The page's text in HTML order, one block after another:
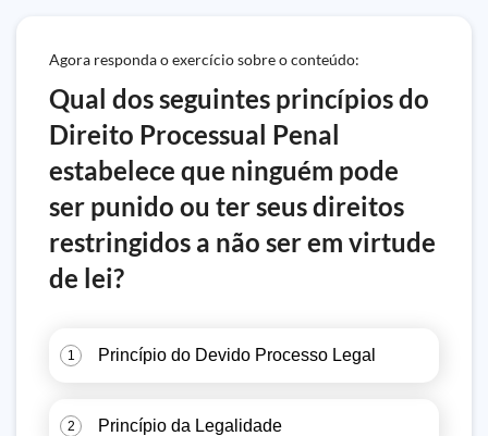
Agora responda o exercício sobre o conteúdo:
Qual dos seguintes princípios do
Direito Processual Penal
estabelece que ninguém pode
ser punido ou ter seus direitos
restringidos a não ser em virtude
de lei?
1 Princípio do Devido Processo Legal
2 Princípio da Legalidade